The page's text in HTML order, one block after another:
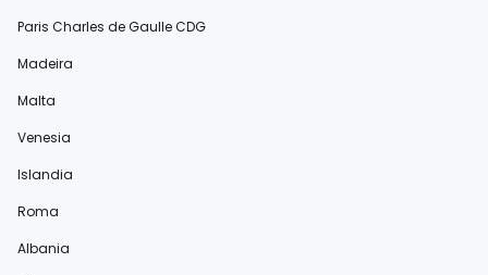
Paris Charles de Gaulle CDG
Madeira
Malta
Venesia
Islandia
Roma
Albania